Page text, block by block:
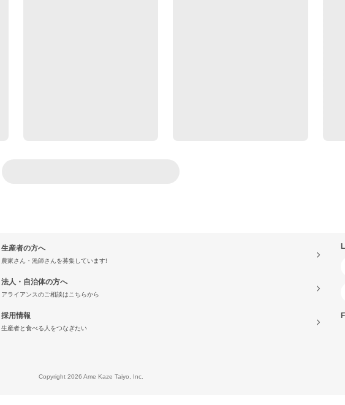
生産者の方へ
農家さん・漁師さんを募集しています!
法人・自治体の方へ
アライアンスのご相談はこちらから
採用情報
生産者と食べる人をつなぎたい
Copyright 2026 Ame Kaze Taiyo, Inc.